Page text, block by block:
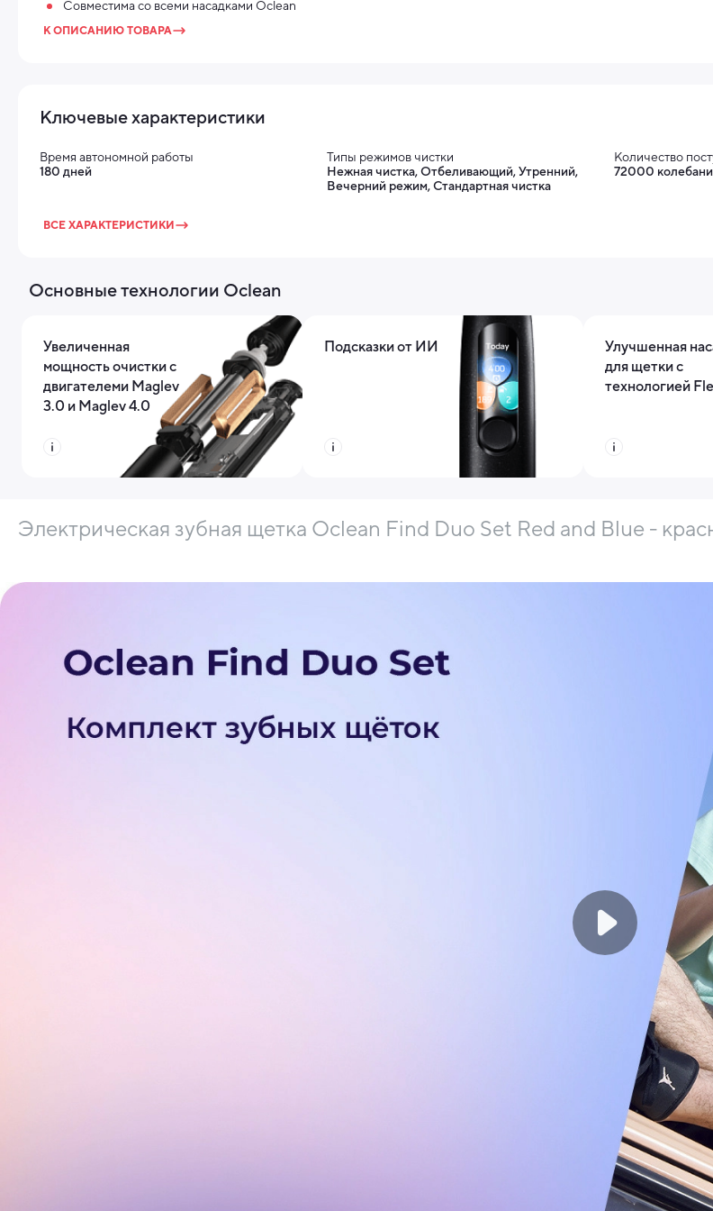
Совместима со всеми насадками Oclean
К ОПИСАНИЮ ТОВАРА
Ключевые характеристики
Время автономной работы
180 дней
Типы режимов чистки
Нежная чистка, Отбеливающий, Утренний,
Вечерний режим, Стандартная чистка
Количество
72000
ВСЕ ХАРАКТЕРИСТИКИ
Основные технологии Oclean
Увеличенная
мощность очистки с
двигателеми Maglev
3.0 и Maglev 4.0
Подсказки от ИИ
Улучшенная
для щетки с
технологией
Электрическая зубная щетка Oclean Find Duo Set Red and Blue -